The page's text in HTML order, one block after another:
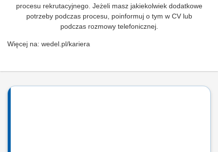
procesu rekrutacyjnego. Jeżeli masz jakiekolwiek dodatkowe
potrzeby podczas procesu, poinformuj o tym w CV lub
podczas rozmowy telefonicznej.
Więcej na: wedel.pl/kariera